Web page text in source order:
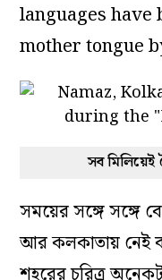
languages have
mother tongue
সব মিলিয়েই
সময়ের সঙ্গে সঙ্গে
আর কলকাতায় নেই